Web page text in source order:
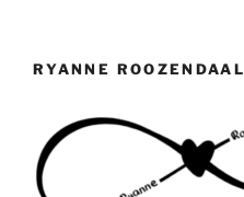
RYANNE ROOZENDAAL